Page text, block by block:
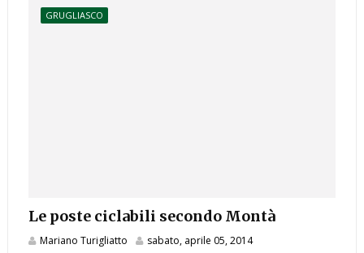
GRUGLIASCO
Le poste ciclabili secondo Montà
Mariano Turigliatto sabato, aprile 05, 2014